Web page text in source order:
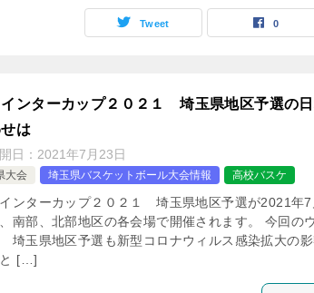
Tweet 0
インターカップ２０２１ 埼玉県地区予選の
は
日： 2021年7月23日
大会 埼玉県バスケットボール大会情報 高校バスケ
ンターカップ２０２１ 埼玉県地区予選が2021年
南部、北部地区の各会場で開催されます。 今回の
埼玉県地区予選も新型コロナウィルス感染拡大の
[…]